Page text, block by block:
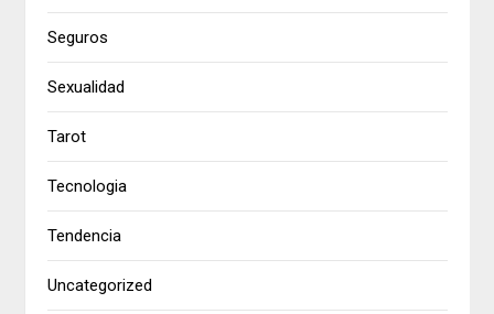
Seguros
Sexualidad
Tarot
Tecnologia
Tendencia
Uncategorized